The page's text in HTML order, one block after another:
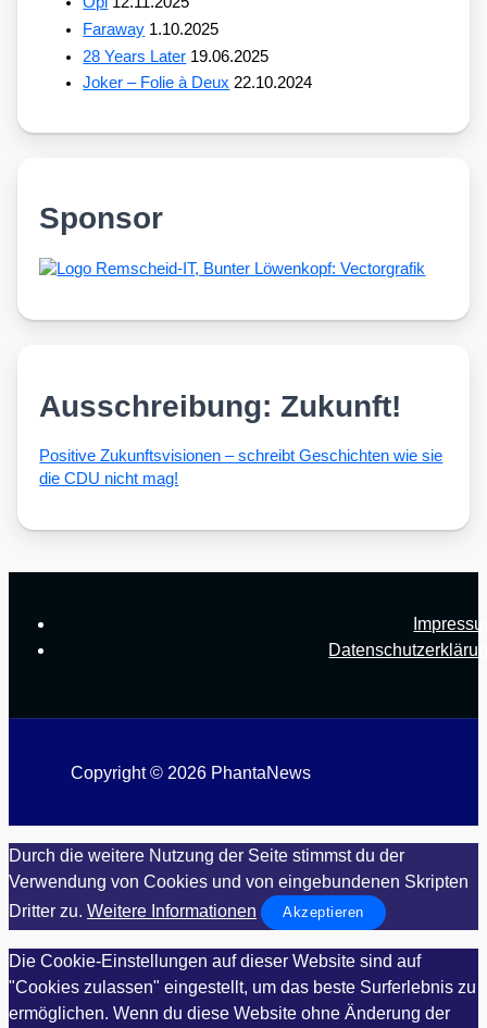
Faraway 1.10.2025
28 Years Later 19.06.2025
Joker – Folie à Deux 22.10.2024
Sponsor
Ausschreibung: Zukunft!
Posi­ti­ve Zukunfts­vi­sio­nen – schreibt Geschich­ten wie sie
die CDU nicht mag!
Copyright © 2026 PhantaNews
Durch die weitere Nutzung der Seite stimmst du der
Verwendung von Cookies und von eingebundenen Skripten
Dritter zu. Weitere Informationen Akzeptieren
Die Cookie-Einstellungen auf dieser Website sind auf
"Cookies zulassen" eingestellt, um das beste Surferlebnis zu
ermöglichen. Wenn du diese Website ohne Änderung der